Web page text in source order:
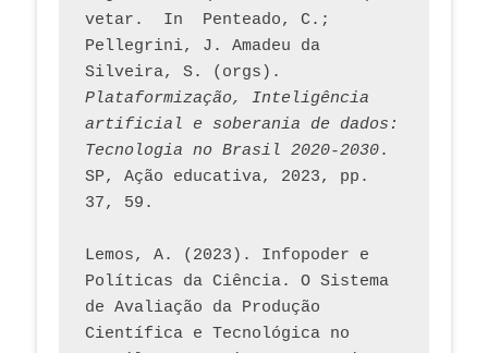
vetar.  In  Penteado, C.;
Pellegrini, J. Amadeu da
Plataformização, Inteligência
artificial e soberania de dados:
Tecnologia no Brasil 2020-2030.
SP, Ação educativa, 2023, pp.
37, 59.
Lemos, A. (2023). Infopoder e
Políticas da Ciência. O Sistema
de Avaliação da Produção
Científica e Tecnológica no